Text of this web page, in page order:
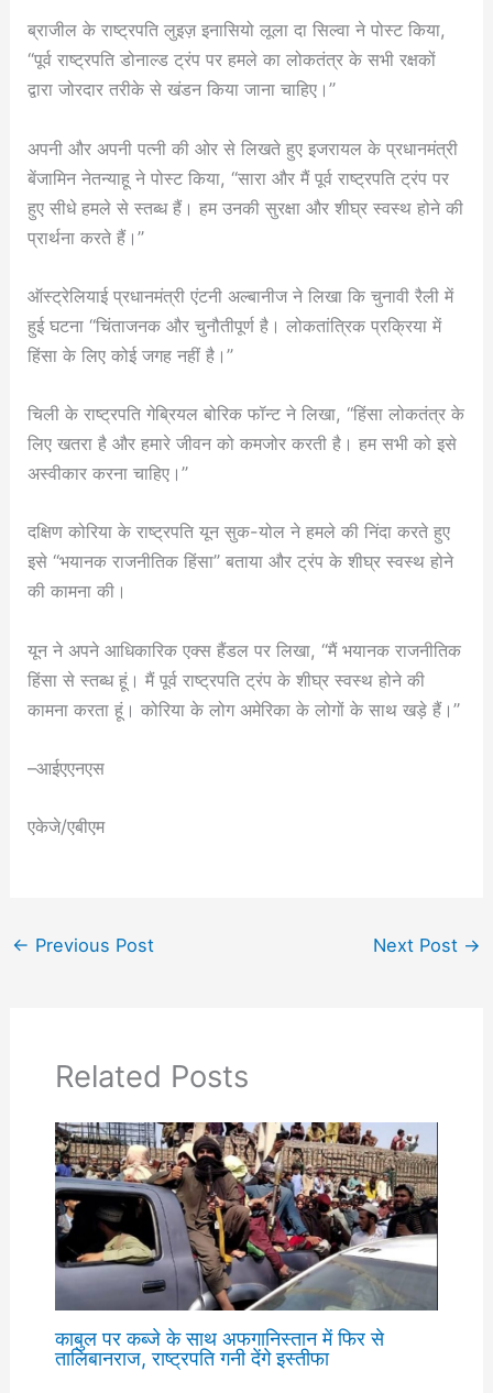
ब्राजील के राष्ट्रपति लुइज़ इनासियो लूला दा सिल्वा ने पोस्ट किया,
“पूर्व राष्ट्रपति डोनाल्ड ट्रंप पर हमले का लोकतंत्र के सभी रक्षकों
द्वारा जोरदार तरीके से खंडन किया जाना चाहिए।”
अपनी और अपनी पत्नी की ओर से लिखते हुए इजरायल के प्रधानमंत्री
बेंजामिन नेतन्याहू ने पोस्ट किया, “सारा और मैं पूर्व राष्ट्रपति ट्रंप पर
हुए सीधे हमले से स्तब्ध हैं। हम उनकी सुरक्षा और शीघ्र स्वस्थ होने की
प्रार्थना करते हैं।”
ऑस्ट्रेलियाई प्रधानमंत्री एंटनी अल्बानीज ने लिखा कि चुनावी रैली में
हुई घटना “चिंताजनक और चुनौतीपूर्ण है। लोकतांत्रिक प्रक्रिया में
हिंसा के लिए कोई जगह नहीं है।”
चिली के राष्ट्रपति गेब्रियल बोरिक फॉन्ट ने लिखा, “हिंसा लोकतंत्र के
लिए खतरा है और हमारे जीवन को कमजोर करती है। हम सभी को इसे
अस्वीकार करना चाहिए।”
दक्षिण कोरिया के राष्ट्रपति यून सुक-योल ने हमले की निंदा करते हुए
इसे “भयानक राजनीतिक हिंसा” बताया और ट्रंप के शीघ्र स्वस्थ होने
की कामना की।
यून ने अपने आधिकारिक एक्स हैंडल पर लिखा, “मैं भयानक राजनीतिक
हिंसा से स्तब्ध हूं। मैं पूर्व राष्ट्रपति ट्रंप के शीघ्र स्वस्थ होने की
कामना करता हूं। कोरिया के लोग अमेरिका के लोगों के साथ खड़े हैं।”
–आईएएनएस
एकेजे/एबीएम
← Previous Post Next Post →
Related Posts
काबुल पर कब्जे के साथ अफगानिस्तान में फिर से
तालिबानराज, राष्ट्रपति गनी देंगे इस्तीफा